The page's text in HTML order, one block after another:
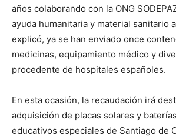
años colaborando con la ONG
ayuda humanitaria y material sanitario
explicó, ya se han enviado once
medicinas, equipamiento médico y
procedente de hospitales españoles.
En esta ocasión, la recaudación irá
adquisición de placas solares y
educativos especiales de Santiago de